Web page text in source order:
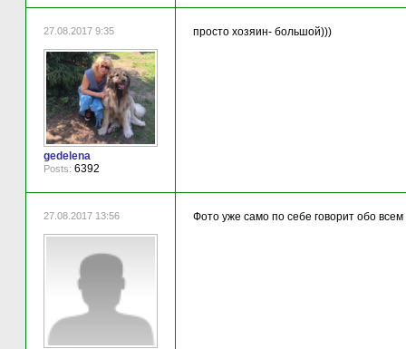
27.08.2017 9:35
gedelena
Posts: 6392
просто хозяин- большой)))
27.08.2017 13:56 Фото уже само по себе говорит обо